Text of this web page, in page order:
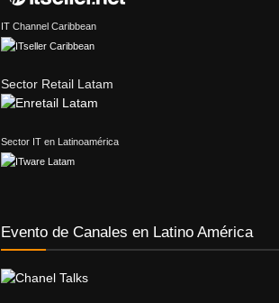
IT Channel Caribbean
Sector Retail Latam
Sector IT en Latinoamérica
Evento de Canales en Latino América